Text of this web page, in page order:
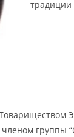
традиции
группы